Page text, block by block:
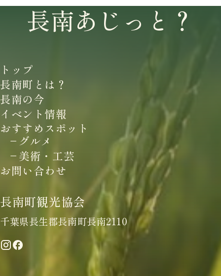
長南あじっと？
トップ
長南町とは？
長南の今
イベント情報
おすすめスポット
グルメ
美術・工芸
お問い合わせ
長南町観光協会
千葉県長生郡長南町長南2110